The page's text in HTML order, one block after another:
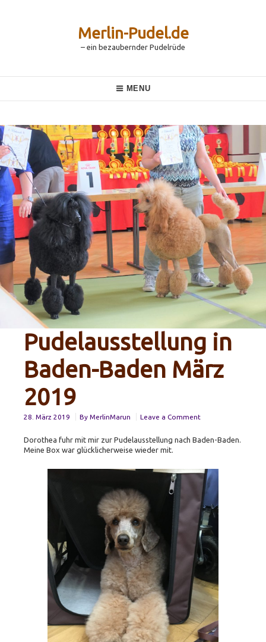
Merlin-Pudel.de
– ein bezaubernder Pudelrüde
Navigation
MENU
Pudelausstellung in
Baden-Baden März
2019
28. März 2019 By MerlinMarun Leave a Commenton
Baden-
2019
Dorothea fuhr mit mir zur Pudelausstellung nach Baden-Baden.
Meine Box war glücklicherweise wieder mit.